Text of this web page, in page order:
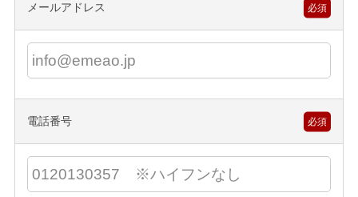
メールアドレス 必須
電話番号 必須